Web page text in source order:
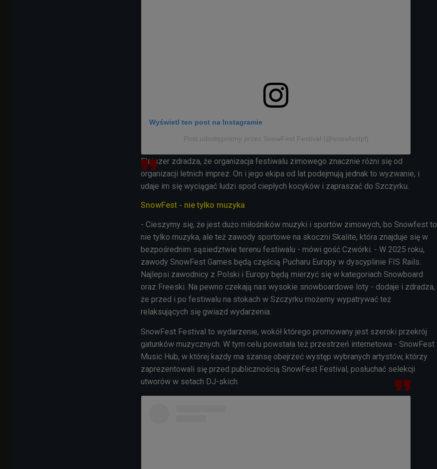
Wyświetl ten post na Instagramie
Post udostępniony przez SnowFest Festival (@snowfestpl)
Fleiszer zdradza, że organizacja festiwalu zimowego znacznie różni się od
organizacji letnich imprez. On i jego ekipa od lat podejmują jednak to wyzwanie, i
udaje im się wyciągać ludzi spod ciepłych kocyków i zapraszać do Szczyrku.
SnowFest - nie tylko muzyka
- Cieszymy się, że jest dużo miłośników muzyki i sportów zimowych, bo Snowfest to
nie tylko muzyka, ale też zawody sportowe na skoczni Skalite, która znajduje się w
bezpośrednim sąsiedztwie terenu festiwalu - mówi gość Czwórki. - W 2025 roku,
zawody SnowFest Games będą częścią Pucharu Europy w dyscyplinie FIS Rails.
Najlepsi zawodnicy z Polski i Europy będą mierzyć się w kategoriach Snowboard
oraz Freeski. Na pewno czekają nas wysokie snowboardowe loty - dodaje i zdradza,
że przed i po festiwalu na stokach w Szczyrku możemy wypatrywać też
relaksujących się gwiazd wydarzenia.
SnowFest Festival to wydarzenie, wokół którego promowany jest szeroki przekrój
gatunków muzycznych. W tym celu powstała też przestrzeń internetowa - SnowFest
Music Hub, w której każdy ma szansę obejrzeć występ wybranych artystów, którzy
zaprezentowali się przed publicznością SnowFest Festival, posłuchać selekcji
utworów w setach DJ-skich.